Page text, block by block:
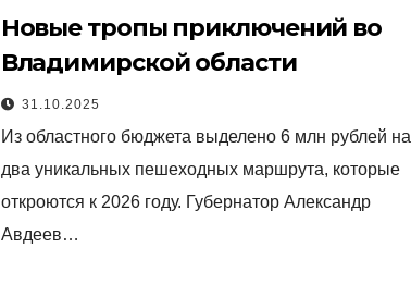
Новые тропы приключений во
Владимирской области
31.10.2025
Из областного бюджета выделено 6 млн рублей на
два уникальных пешеходных маршрута, которые
откроются к 2026 году. Губернатор Александр
Авдеев…